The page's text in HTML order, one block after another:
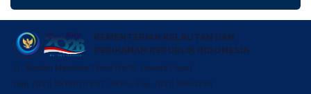
KEMENTERIAN KELAUTAN DAN
PERIKANAN REPUBLIK INDONESIA
JL. Medan Merdeka Timur No.16 Jakarta Pusat
Telp. (021) 3519070 EXT. 7433 – Fax. (021) 3864293